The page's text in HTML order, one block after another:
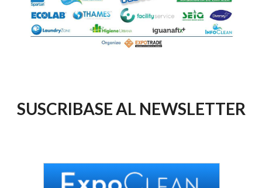
SUSCRIBASE AL NEWSLETTER